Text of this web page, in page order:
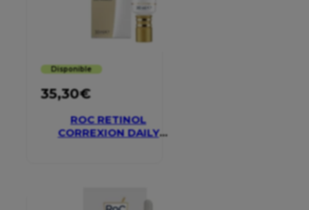
Disponible
35,30€
ROC RETINOL
CORREXION DAILY